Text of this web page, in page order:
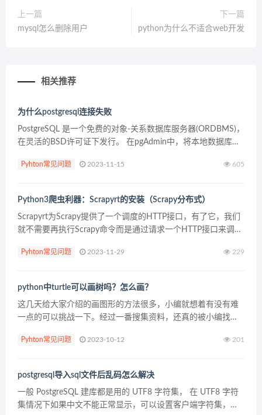
上一篇
mysql怎么删除用户
下一篇
python为什么不适合web开发
相关推荐
为什么postgresql连接失败
PostgreSQL 是一个免费的对象-关系数据库服务器(ORDBMS)，
在灵活的BSD许可证下发行。 在pgAdmin中，将本地数据库连
Pyhton常见问题 2023-11-15 605
Python3爬虫利器：Scrapyrt的安装（Scrapy分布式）
Scrapyrt为Scrapy提供了一个调度的HTTP接口，有了它，我们
就不需要再执行Scrapy命令而是通过请求一个HTTP接口来调度
多任务的...
Pyhton常见问题 2023-11-29 229
python中turtle可以画树吗？怎么画？
这几天给大家介绍的画图形的方法很多，小编就想着有没有难
一点的可以挑战一下。经过一番搜集资料，还真的被小编找到
出现手滑的现象，不然对着代码一点点找失误真的是太痛苦
Pyhton常见问题 2023-10-12 201
postgresql导入sql文件后乱码怎么解决
一般 PostgreSQL 建库都是用的 UTF8 字符集， 在 UTF8 字符
集情况下如果中文不能正常显示，可以设置客户端字符集，修